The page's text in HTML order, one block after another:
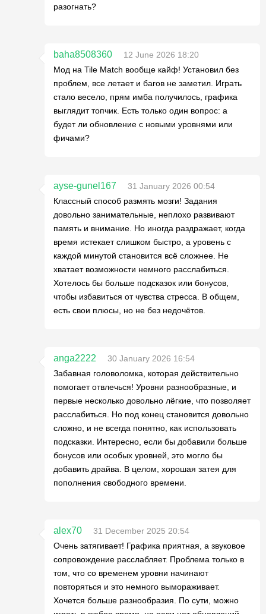
разогнать?
baha8508360
12 June 2026 18:20
Мод на Tile Match вообще кайф! Установил без
проблем, все летает и багов не заметил. Играть
стало весело, прям имба получилось, графика
выглядит топчик. Есть только один вопрос: а
будет ли обновление с новыми уровнями или
фичами?
ayse-gunel167
31 January 2026 00:54
Классный способ размять мозги! Задания
довольно занимательные, неплохо развивают
память и внимание. Но иногда раздражает, когда
время истекает слишком быстро, а уровень с
каждой минутой становится всё сложнее. Не
хватает возможности немного расслабиться.
Хотелось бы больше подсказок или бонусов,
чтобы избавиться от чувства стресса. В общем,
есть свои плюсы, но не без недочётов.
anga2222
30 January 2026 16:54
Забавная головоломка, которая действительно
помогает отвлечься! Уровни разнообразные, и
первые несколько довольно лёгкие, что позволяет
расслабиться. Но под конец становится довольно
сложно, и не всегда понятно, как использовать
подсказки. Интересно, если бы добавили больше
бонусов или особых уровней, это могло бы
добавить драйва. В целом, хорошая затея для
пополнения свободного времени.
alex70
31 December 2025 20:54
Очень затягивает! Графика приятная, а звуковое
сопровождение расслабляет. Проблема только в
том, что со временем уровни начинают
повторяться и это немного вымораживает.
Хочется больше разнообразия. По сути, можно